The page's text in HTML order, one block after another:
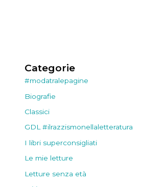
Categorie
#modatralepagine
Biografie
Classici
GDL #ilrazzismonellaletteratura
I libri superconsigliati
Le mie letture
Letture senza età